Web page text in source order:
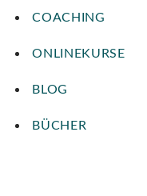
COACHING
ONLINEKURSE
BLOG
BÜCHER